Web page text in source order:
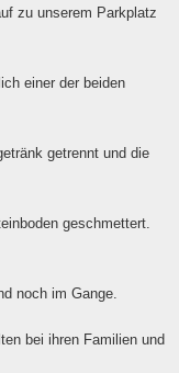
zu unserem Parkplatz
einer der beiden
getrennt und die
geschmettert.
noch im Gange.
bei ihren Familien und